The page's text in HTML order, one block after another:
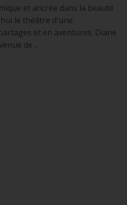
et ancrée dans la beauté
le théâtre d'une
et en aventures. Diane
de ...